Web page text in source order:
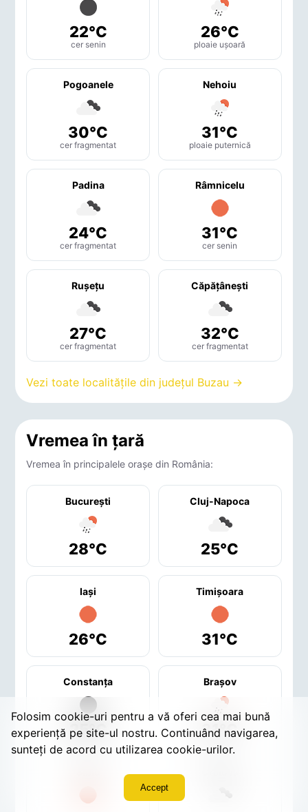
22°C
cer senin
26°C
ploaie ușoară
Pogoanele
30°C
cer fragmentat
Nehoiu
31°C
ploaie puternică
Padina
24°C
cer fragmentat
Râmnicelu
31°C
cer senin
Ruşeţu
27°C
cer fragmentat
Căpăţâneşti
32°C
cer fragmentat
Vezi toate localitățile din județul Buzau →
Vremea în țară
Vremea în principalele orașe din România:
București
28°C
Cluj-Napoca
25°C
Iaşi
26°C
Timişoara
31°C
Constanţa
25°C
Braşov
31°C
Folosim cookie-uri pentru a vă oferi cea mai bună
experiență pe site-ul nostru. Continuând navigarea,
sunteți de acord cu utilizarea cookie-urilor.
Accept